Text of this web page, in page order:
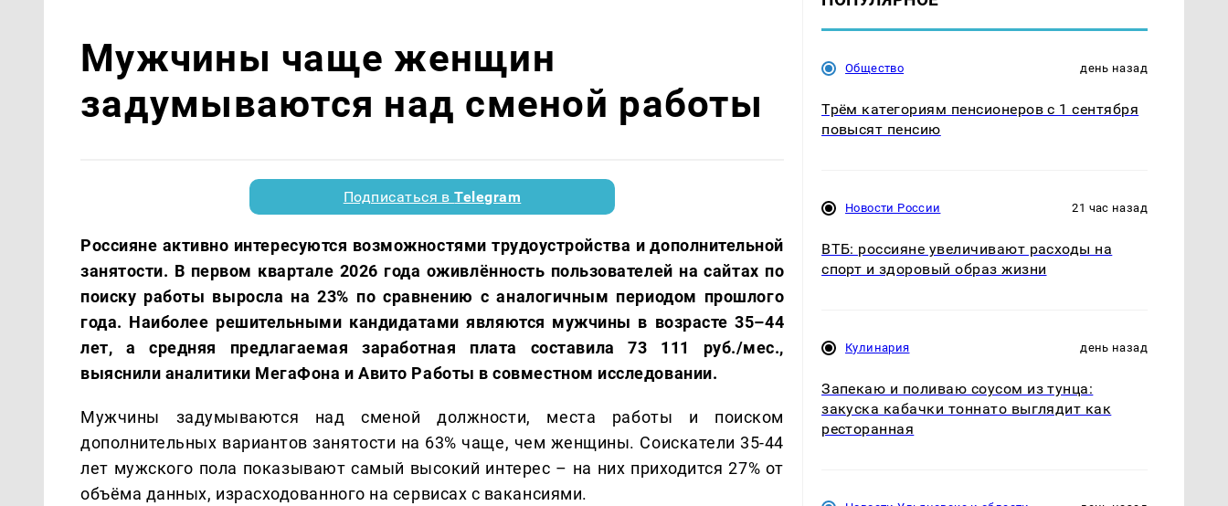
Мужчины чаще женщин
задумываются над сменой работы
Подписаться вTelegram
Россияне активно интересуются возможностями трудоустройства и дополнительной
занятости. В первом квартале 2026 года оживлённость пользователей на сайтах по
поиску работы выросла на 23% по сравнению с аналогичным периодом прошлого
года. Наиболее решительными кандидатами являются мужчины в возрасте 35–44
лет, а средняя предлагаемая заработная плата составила 73 111 руб./мес.,
выяснили аналитики МегаФона и Авито Работы в совместном исследовании.
Мужчины задумываются над сменой должности, места работы и поиском
дополнительных вариантов занятости на 63% чаще, чем женщины. Соискатели 35-44
лет мужского пола показывают самый высокий интерес – на них приходится 27% от
объёма данных, израсходованного на сервисах с вакансиями.
Общество день назад
Трём категориям пенсионеров с 1 сентября
повысят пенсию
Новости России 21 час назад
ВТБ: россияне увеличивают расходы на
спорт и здоровый образ жизни
Кулинария день назад
Запекаю и поливаю соусом из тунца:
закуска кабачки тоннато выглядит как
ресторанная